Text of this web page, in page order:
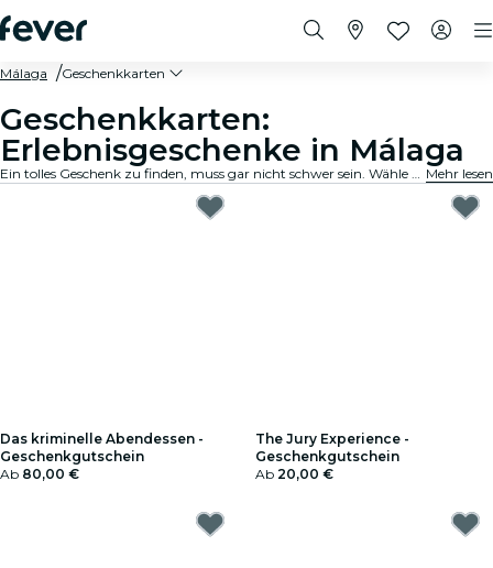
Málaga Geschenkkarten
Geschenkkarten:
Erlebnisgeschenke in Málaga
Ein tolles Geschenk zu finden, muss gar nicht schwer sein. Wähle die Karte aus, passe den Betrag an und verschenke ein Erlebnis, an das sich der Beschenkte noch lange erinnern wird. Schnell, flexibel und kinderleicht. Mehr lesen
Das kriminelle Abendessen -
Geschenkgutschein
Ab 80,00 €
The Jury Experience -
Geschenkgutschein
Ab 20,00 €